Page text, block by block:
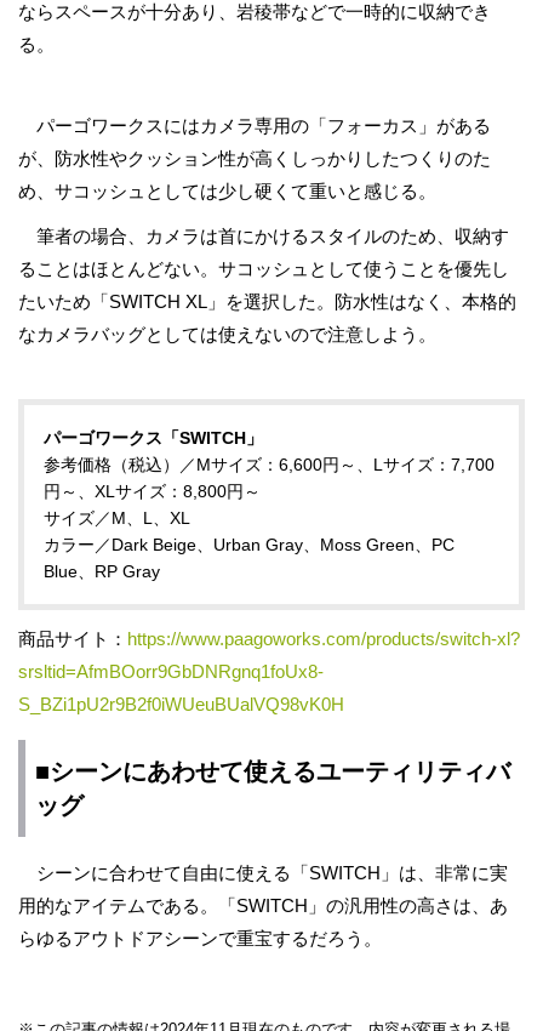
ならスペースが十分あり、岩稜帯などで一時的に収納でき
る。
パーゴワークスにはカメラ専用の「フォーカス」がある
が、防水性やクッション性が高くしっかりしたつくりのた
め、サコッシュとしては少し硬くて重いと感じる。
筆者の場合、カメラは首にかけるスタイルのため、収納す
ることはほとんどない。サコッシュとして使うことを優先し
たいため「SWITCH XL」を選択した。防水性はなく、本格的
なカメラバッグとしては使えないので注意しよう。
パーゴワークス「SWITCH」
参考価格（税込）／Mサイズ：6,600円～、Lサイズ：7,700
円～、XLサイズ：8,800円～
サイズ／M、L、XL
カラー／Dark Beige、Urban Gray、Moss Green、PC
Blue、RP Gray
商品サイト： https://www.paagoworks.com/products/switch-xl?
srsltid=AfmBOorr9GbDNRgnq1foUx8-
S_BZi1pU2r9B2f0iWUeuBUalVQ98vK0H
■シーンにあわせて使えるユーティリティバ
ッグ
シーンに合わせて自由に使える「SWITCH」は、非常に実
用的なアイテムである。「SWITCH」の汎用性の高さは、あ
らゆるアウトドアシーンで重宝するだろう。